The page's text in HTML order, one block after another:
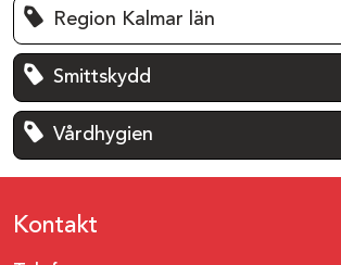
Region Kalmar län
Smittskydd
Vårdhygien
Kontakt